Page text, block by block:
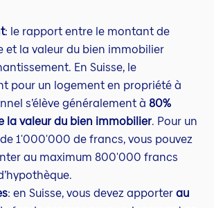
: le rapport entre le montant de
et la valeur du bien immobilier
En Suisse, le
pour un logement en propriété à
s’élève généralement à 80%
la valeur du bien immobilier. Pour un
1'000'000 de francs, vous pouvez
au maximum 800'000 francs
: en Suisse, vous devez apporterau